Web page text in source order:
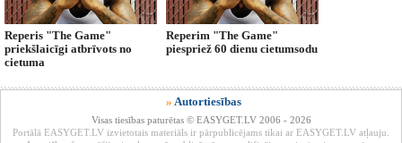
Reperis "The Game"
priekšlaicīgi atbrīvots no
cietuma
Reperim "The Game"
piespriež 60 dienu cietumsodu
» Autortiesības
Visas tiesības paturētas © EASYGET.LV 2006 - 2026
Portālā EASYGET.LV izvietotais materiāls ir pārpublicējams tikai ar EASYGET.LV atļauju.